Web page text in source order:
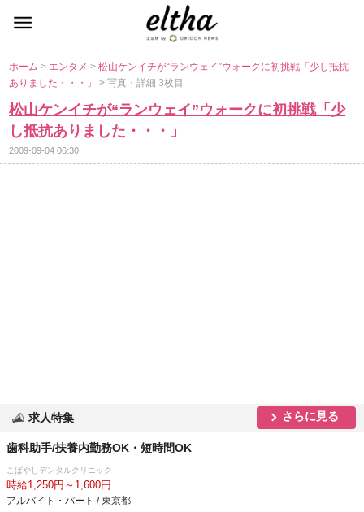
ホーム> エンタメ>松山ケンイチが“ランウェイ”ウォークに初挑戦「少し抵抗
ありました・・・」> 写真・詳細 3枚目
松山ケンイチが“ランウェイ”ウォークに初挑戦「少
し抵抗ありました・・・」
2009-09-04 06:30
求人特集 さらに見る
歯科助手/扶養内勤務OK・短時間OK
こばやしデンタルクリニック
時給1,250円～1,600円
アルバイト・パート / 東京都